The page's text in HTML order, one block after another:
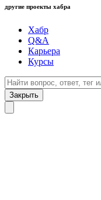
другие проекты хабра
Хабр
Q&A
Карьера
Курсы
Закрыть